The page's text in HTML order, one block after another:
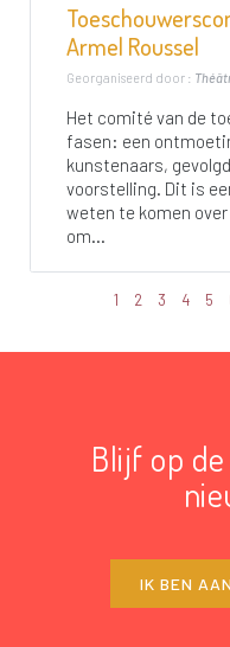
Armel Roussel
Georganiseerd door :
Het comité van de
fasen: een
kunstenaars,
voorstelling. Dit is
weten te komen
om...
1 2 3 4 5
Blijf op
IK BEN